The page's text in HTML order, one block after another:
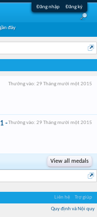
Đăng nhập Đăng ký
Thưởng vào: 29 Tháng mười một 2015
Thưởng vào: 29 Tháng mười một 2015
-
View all medals
đây
Liên hệ Trợ giúp
Quy định và Nội quy